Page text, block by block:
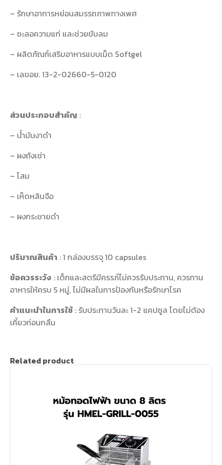
– รักษาอาการหย่อนสมรรถภาพทางเพศ
– ชะลอความแก่ และช่วยขับลม
– ผลิตภัณฑ์เสริมอาหารแบบเม็ด Softgel
– เลขอย. 13-2-02660-5-0120
ส่วนประกอบสำคัญ :
– น้ำมันงาดำ
– ผงถังเช่า
– โสม
– เห็ดหลินจือ
– ผงกระชายดำ
ปริมาณสินค้า : 1 กล่องบรรจุ 10 capsules
ข้อควรระวัง : เด็กและสตรีมีครรภ์ไม่ควรรับประทาน, ควรทาน
อาหารให้ครบ 5 หมู่, ไม่มีผลในการป้องกันหรือรักษาโรค
คำแนะนำในการใช้ : รับประทานวันละ 1-2 แคปซูล โดยไม่ต้อง
เคี้ยวก่อนกลืน
Related product